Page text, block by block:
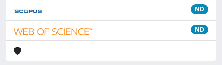
ND
ND